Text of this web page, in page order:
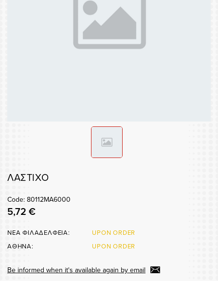
ΛΑΣΤΙΧΟ
Code: 80112MA6000
5,72 €
ΝΕΑ ΦΙΛΑΔΕΛΦΕΙΑ:
UPON ORDER
ΑΘΗΝΑ:
UPON ORDER
Be informed when it's available again by email